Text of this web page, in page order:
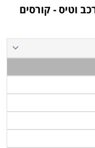
וטיס - קורסים